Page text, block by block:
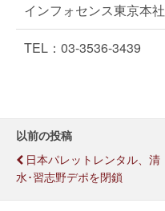
インフォセンス東京本社
TEL：03-3536-3439
以前の投稿
日本パレットレンタル、清
水･習志野デポを閉鎖